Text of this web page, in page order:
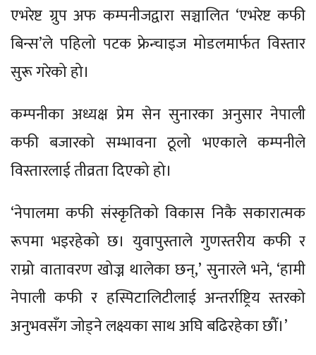
एभरेष्ट ग्रुप अफ कम्पनीजद्वारा सञ्चालित ‘एभरेष्ट कफी
बिन्स’ले पहिलो पटक फ्रेन्चाइज मोडलमार्फत विस्तार
सुरू गरेको हो।
कम्पनीका अध्यक्ष प्रेम सेन सुनारका अनुसार नेपाली
कफी बजारको सम्भावना ठूलो भएकाले कम्पनीले
विस्तारलाई तीव्रता दिएको हो।
‘नेपालमा कफी संस्कृतिको विकास निकै सकारात्मक
रूपमा भइरहेको छ। युवापुस्ताले गुणस्तरीय कफी र
राम्रो वातावरण खोज्न थालेका छन्,’ सुनारले भने, ‘हामी
नेपाली कफी र हस्पिटालिटीलाई अन्तर्राष्ट्रिय स्तरको
अनुभवसँग जोड्ने लक्ष्यका साथ अघि बढिरहेका छौँ।’